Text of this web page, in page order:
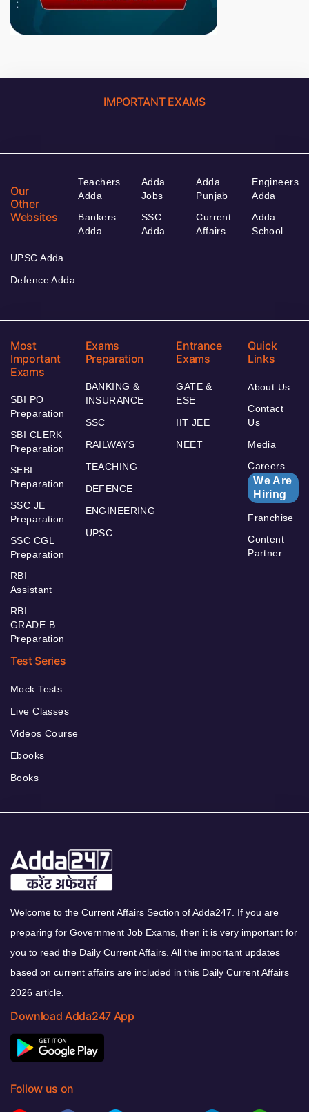
IMPORTANT EXAMS
Our
Other
Websites
Teachers
Adda
Bankers
Adda
Adda
Jobs
SSC
Adda
Adda
Punjab
Current
Affairs
Engineers
Adda
Adda
School
UPSC Adda
Defence Adda
Most
Important
Exams
SBI PO
Preparation
SBI CLERK
Preparation
SEBI
Preparation
SSC JE
Preparation
SSC CGL
Preparation
RBI
Assistant
RBI
GRADE B
Preparation
Exams
Preparation
BANKING &
INSURANCE
SSC
RAILWAYS
TEACHING
DEFENCE
ENGINEERING
UPSC
Entrance
Exams
GATE &
ESE
IIT JEE
NEET
Quick
Links
About Us
Contact
Us
Media
Careers
We Are
Hiring
Franchise
Content
Partner
Test Series
Mock Tests
Live Classes
Videos Course
Ebooks
Books
Welcome to the Current Affairs Section of Adda247. If you are
preparing for Government Job Exams, then it is very important for
you to read the Daily Current Affairs. All the important updates
based on current affairs are included in this Daily Current Affairs
2026 article.
Download Adda247 App
Follow us on